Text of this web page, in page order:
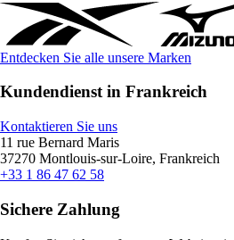
Entdecken Sie alle unsere Marken
Kundendienst in Frankreich
Kontaktieren Sie uns
11 rue Bernard Maris
37270 Montlouis-sur-Loire, Frankreich
+33 1 86 47 62 58
Sichere Zahlung